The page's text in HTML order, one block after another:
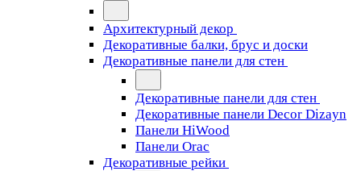
Архитектурный декор
Декоративные балки, брус и доски
Декоративные панели для стен
Декоративные панели для стен
Декоративные панели Decor Dizayn
Панели HiWood
Панели Orac
Декоративные рейки